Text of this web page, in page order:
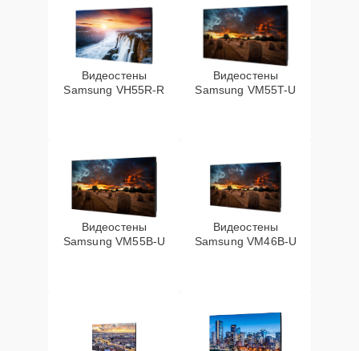
Видеостены
Samsung VH55R-R
Видеостены
Samsung VM55T-U
Видеостены
Samsung VM55B-U
Видеостены
Samsung VM46B-U